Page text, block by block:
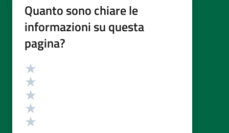
Quanto sono chiare le
informazioni su questa
pagina?
Valutazione